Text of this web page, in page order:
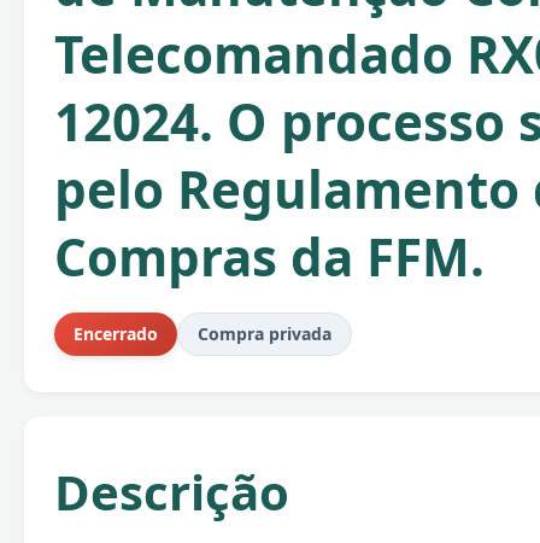
Telecomandado
12024. O processo
pelo Regulamento
Compras da FFM.
Encerrado Compra privada
Descrição